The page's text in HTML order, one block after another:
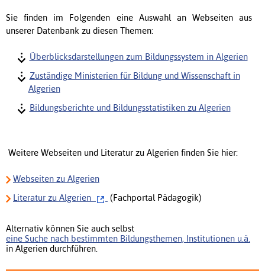
Sie finden im Folgenden eine Auswahl an Webseiten aus
unserer Datenbank zu diesen Themen:
Überblicksdarstellungen zum Bildungssystem in Algerien
Zuständige Ministerien für Bildung und Wissenschaft in
Algerien
Bildungsberichte und Bildungsstatistiken zu Algerien
Weitere Webseiten und Literatur zu Algerien finden Sie hier:
Webseiten zu Algerien
Literatur zu Algerien (Fachportal Pädagogik)
Alternativ können Sie auch selbst
eine Suche nach bestimmten Bildungsthemen, Institutionen u.ä.
in Algerien durchführen.